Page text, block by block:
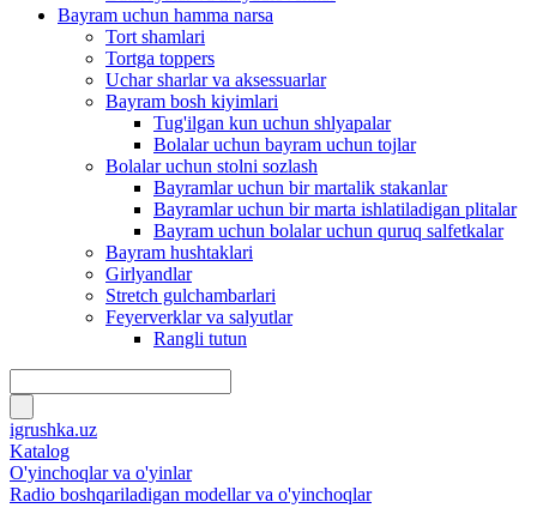
Bayram uchun hamma narsa
Tort shamlari
Tortga toppers
Uchar sharlar va aksessuarlar
Bayram bosh kiyimlari
Tug'ilgan kun uchun shlyapalar
Bolalar uchun bayram uchun tojlar
Bolalar uchun stolni sozlash
Bayramlar uchun bir martalik stakanlar
Bayramlar uchun bir marta ishlatiladigan plitalar
Bayram uchun bolalar uchun quruq salfetkalar
Bayram hushtaklari
Girlyandlar
Stretch gulchambarlari
Feyerverklar va salyutlar
Rangli tutun
igrushka.uz
Katalog
O'yinchoqlar va o'yinlar
Radio boshqariladigan modellar va o'yinchoqlar